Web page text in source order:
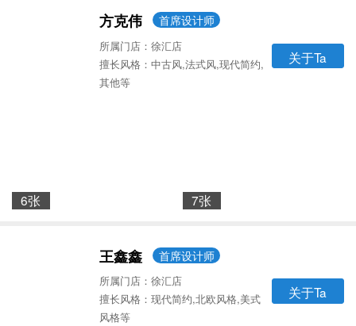
方克伟 首席设计师
所属门店：徐汇店
擅长风格：中古风,法式风,现代简约,
其他等
关于Ta
6张 7张
王鑫鑫 首席设计师
所属门店：徐汇店
擅长风格：现代简约,北欧风格,美式
风格等
关于Ta